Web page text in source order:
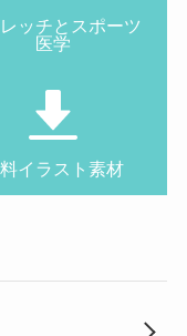
ッチとスポーツ
医学
イラスト素材